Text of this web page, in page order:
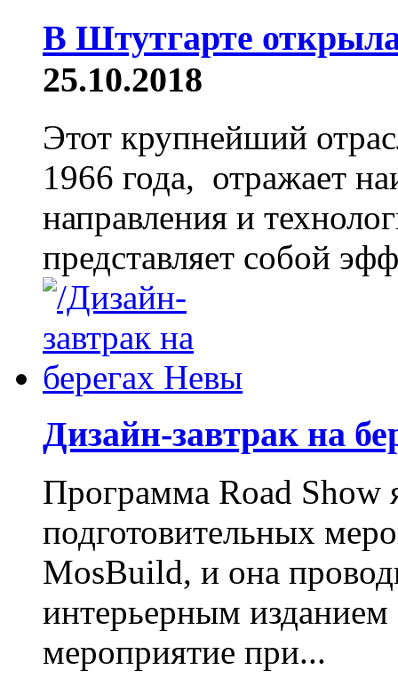
В Штутгарте
25.10.2018
Этот крупнейший
1966 года, отражает
направления и
представляет собой
Дизайн-завтрак на
Программа Road Show
подготовительных
MosBuild, и она
интерьерным
мероприятие при...